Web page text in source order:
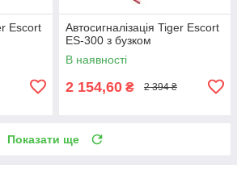
Escort
Автосигналізація Tiger Escort
ES-300 з бузком
В наявності
2 154,60 ₴ 2 394 ₴
Показати ще